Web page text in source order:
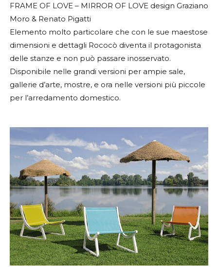
FRAME OF LOVE – MIRROR OF LOVE design Graziano
Moro & Renato Pigatti
Elemento molto particolare che con le sue maestose
dimensioni e dettagli Rococò diventa il protagonista
delle stanze e non può passare inosservato.
Disponibile nelle grandi versioni per ampie sale,
gallerie d’arte, mostre, e ora nelle versioni più piccole
per l’arredamento domestico.